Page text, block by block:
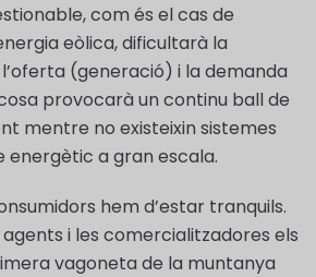
com és el cas de
eòlica, dificultarà la
(generació) i la demanda
provocarà un continu ball de
mentre no existeixin sistemes
a gran escala.
hem d’estar tranquils.
agents i les comercialitzadores els
vagoneta de la muntanya